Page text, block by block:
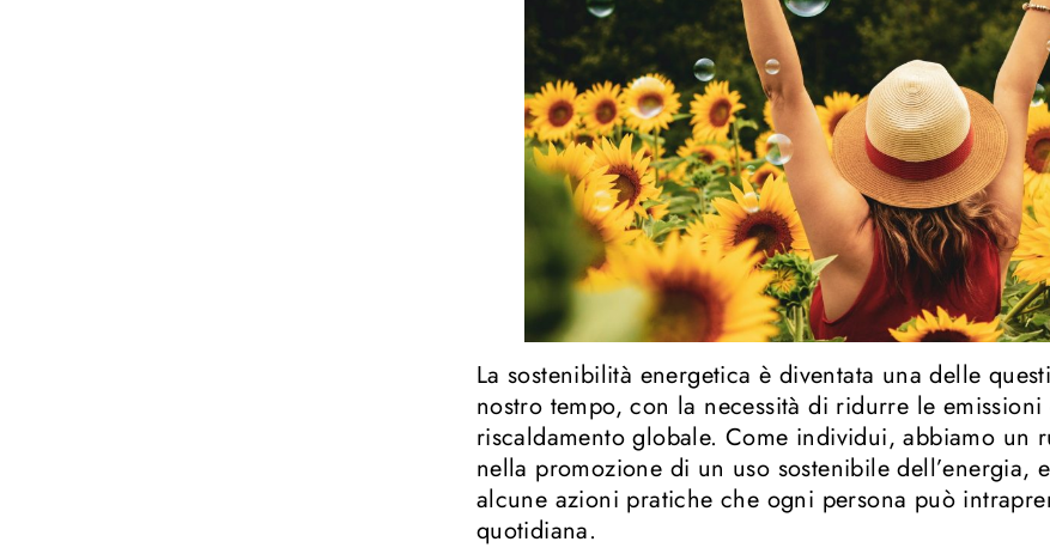
La sostenibilità energetica è diventata una delle
nostro tempo, con la necessità di ridurre le
riscaldamento globale. Come individui, abbiamo un
nella promozione di un uso sostenibile dell’energia,
alcune azioni pratiche che ogni persona può
quotidiana.